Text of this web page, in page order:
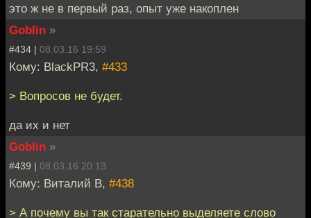
это ж не в первый раз, опыт уже накоплен
Goblin »
#434 | 08.03.16 19:59
Кому: BlackPR3, #433
> Вопросов не будет.
да их и нет
Goblin »
#439 | 08.03.16 20:13
Кому: Виталий В, #438
> А почему вы так старательно выделяете слово